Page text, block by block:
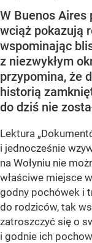
W Buenos Aires
wciąż pokazują
wspominając
z niezwykłym
przypomina, że
historią
do dziś nie
Lektura
i jednocześnie
na Wołyniu nie
właściwe miejsce
godny pochówek i
do rodziców, tak
zatroszczyć się o
i godnie ich